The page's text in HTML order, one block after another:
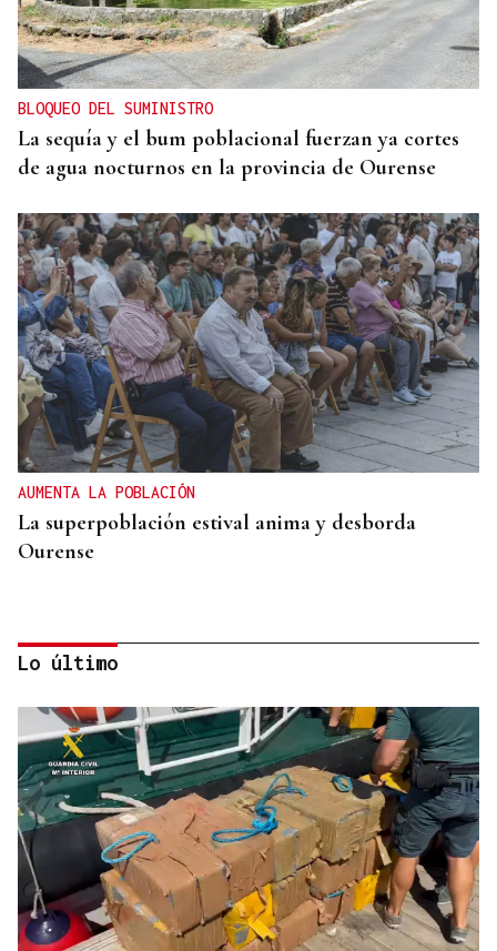
BLOQUEO DEL SUMINISTRO
La sequía y el bum poblacional fuerzan ya cortes
de agua nocturnos en la provincia de Ourense
AUMENTA LA POBLACIÓN
La superpoblación estival anima y desborda
Ourense
SEGURIDAD
Más de 200 guardias civiles darán seguridad en el
eclipse a la provincia de Ourense
Lo último